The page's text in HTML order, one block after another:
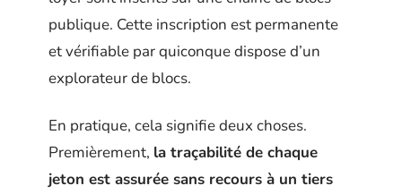
publique. Cette inscription est permanente
et vérifiable par quiconque dispose d’un
explorateur de blocs.
En pratique, cela signifie deux choses.
Premièrement, la traçabilité de chaque
jeton est assurée sans recours à un tiers